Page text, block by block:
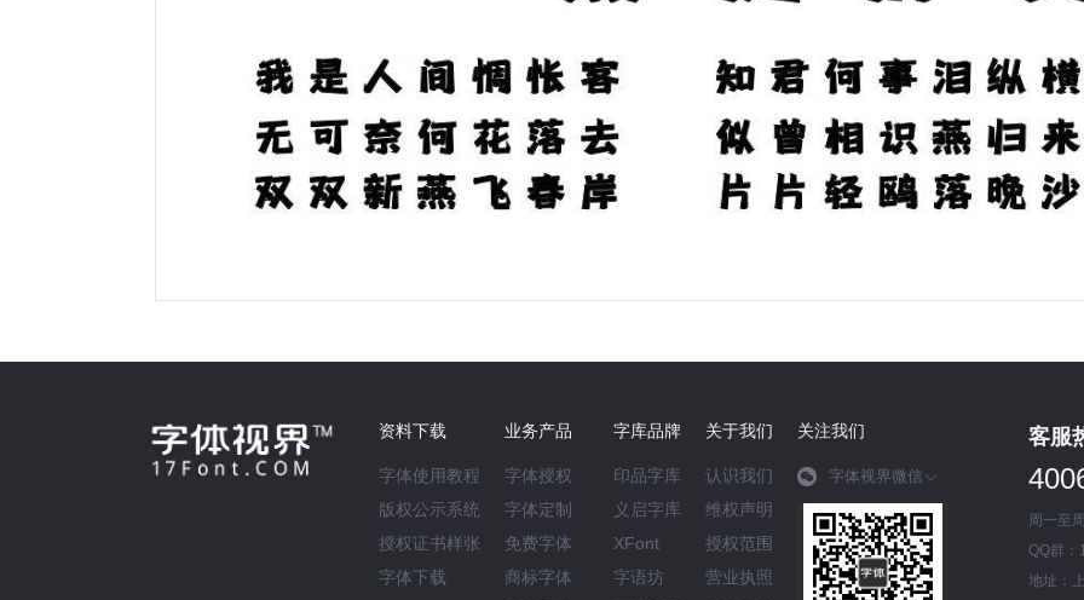
资料下载
字体使用教程
版权公示系统
授权证书样张
字体下载
业务产品
字体授权
字体定制
免费字体
商标字体
字库品牌
印品字库
义启字库
XFont
字语坊
关于我们
认识我们
维权声明
授权范围
营业执照
关注我们
字体视界微信
客服
周一至
QQ群
地址：